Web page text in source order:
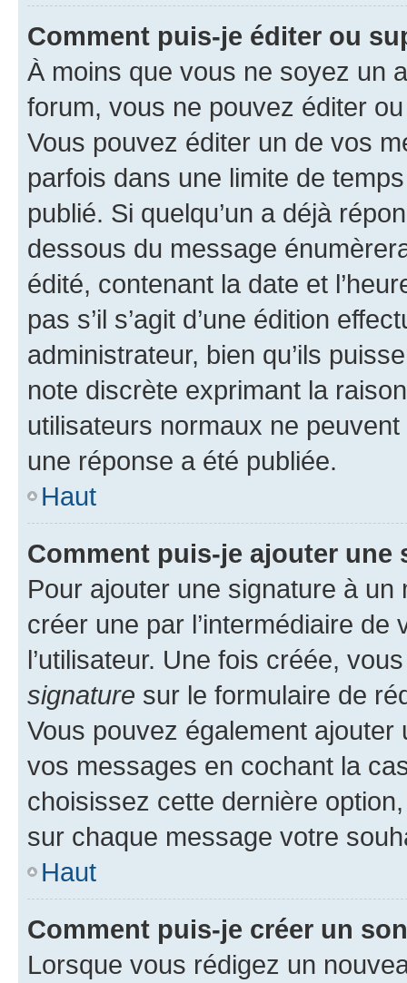
Comment puis-je éditer ou
À moins que vous ne soyez un
forum, vous ne pouvez éditer
Vous pouvez éditer un de vos
parfois dans une limite de
publié. Si quelqu’un a déjà
dessous du message
édité, contenant la date et
pas s’il s’agit d’une édition
administrateur, bien qu’ils
note discrète exprimant la
utilisateurs normaux ne
une réponse a été publiée.
Haut
Comment puis-je ajouter une
Pour ajouter une signature à un
créer une par l’intermédiaire
l’utilisateur. Une fois créée,
signature sur le formulaire de
Vous pouvez également
vos messages en cochant la
choisissez cette dernière
sur chaque message votre
Haut
Comment puis-je créer un
Lorsque vous rédigez un